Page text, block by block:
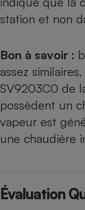
station et non
Bon à savoir :
assez
SV9203C0 de
possèdent un
vapeur est
une chaudière
Évaluation